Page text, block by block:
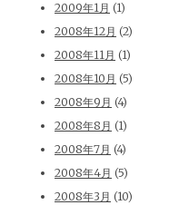
2009年1月 (1)
2008年12月 (2)
2008年11月 (1)
2008年10月 (5)
2008年9月 (4)
2008年8月 (1)
2008年7月 (4)
2008年4月 (5)
2008年3月 (10)